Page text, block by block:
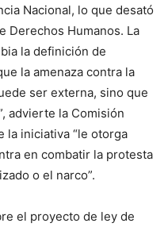
Nacional, lo que desató
Derechos Humanos. La
la definición de
la amenaza contra la
ser externa, sino que
advierte la Comisión
la iniciativa “le otorga
en combatir la protesta
o el narco”.
el proyecto de ley de